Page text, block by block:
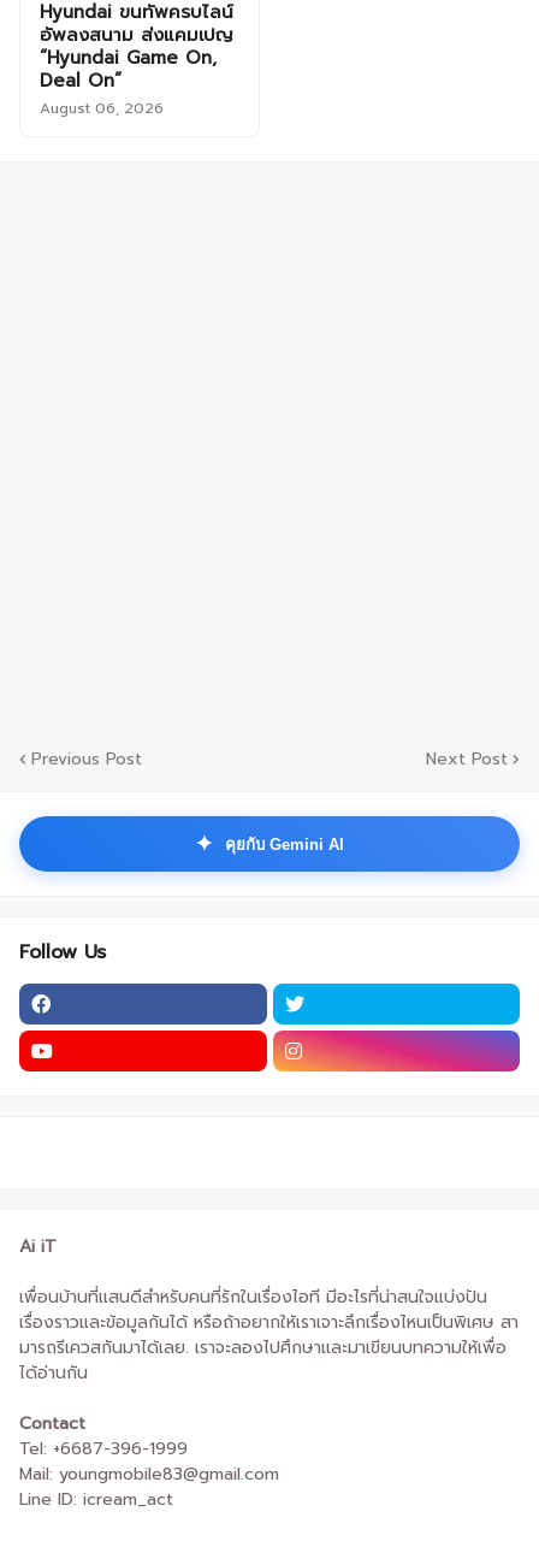
Hyundai ขนทัพครบไลน์
อัพลงสนาม ส่งแคมเปญ
“Hyundai Game On,
Deal On”
August 06, 2026
Previous Post Next Post
✦ คุยกับ Gemini AI
Follow Us
Ai iT
เพื่อนบ้านที่แสนดีสำหรับคนที่รักในเรื่องไอที มีอะไรที่น่าสนใจแบ่งปัน
เรื่องราวและข้อมูลกันได้ หรือถ้าอยากให้เราเจาะลึกเรื่องไหนเป็นพิเศษ สา
มารถรีเควสกันมาได้เลย. เราจะลองไปศึกษาและมาเขียนบทความให้เพื่อ
ได้อ่านกัน
Contact
Tel: +6687-396-1999
Mail: youngmobile83@gmail.com
Line ID: icream_act